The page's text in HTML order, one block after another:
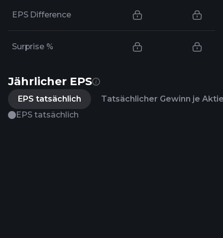
EPS Difference
Surprise %
Jährlicher EPS
EPS tatsächlich
Tatsächlicher Gewinn je
EPS tatsächlich